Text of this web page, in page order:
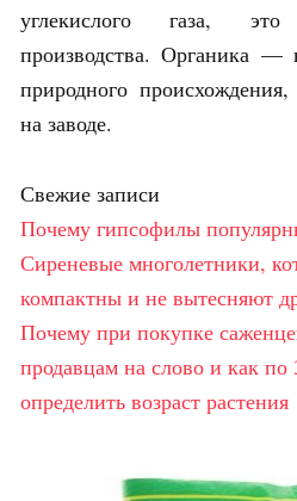
углекислого газа,
производства. Органика —
природного
на заводе.
Свежие записи
Почему гипсофилы
Сиреневые многолетники,
компактны и не вытесняют
Почему при покупке
продавцам на слово и как
определить возраст растения